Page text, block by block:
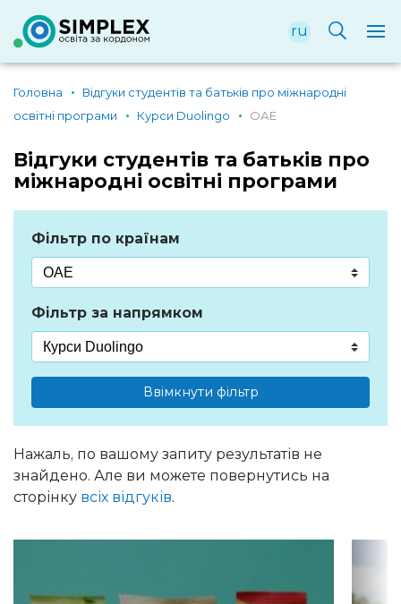
ru
Головна
Відгуки студентів та батьків про міжнародні
освітні програми
Курси Duolingo ОАЕ
Відгуки студентів та батьків про
міжнародні освітні програми
Фільтр по країнам
Фільтр за напрямком
Ввімкнути фільтр
Нажаль, по вашому запиту результатів не
знайдено. Але ви можете повернутись на
сторінку всіх відгуків.